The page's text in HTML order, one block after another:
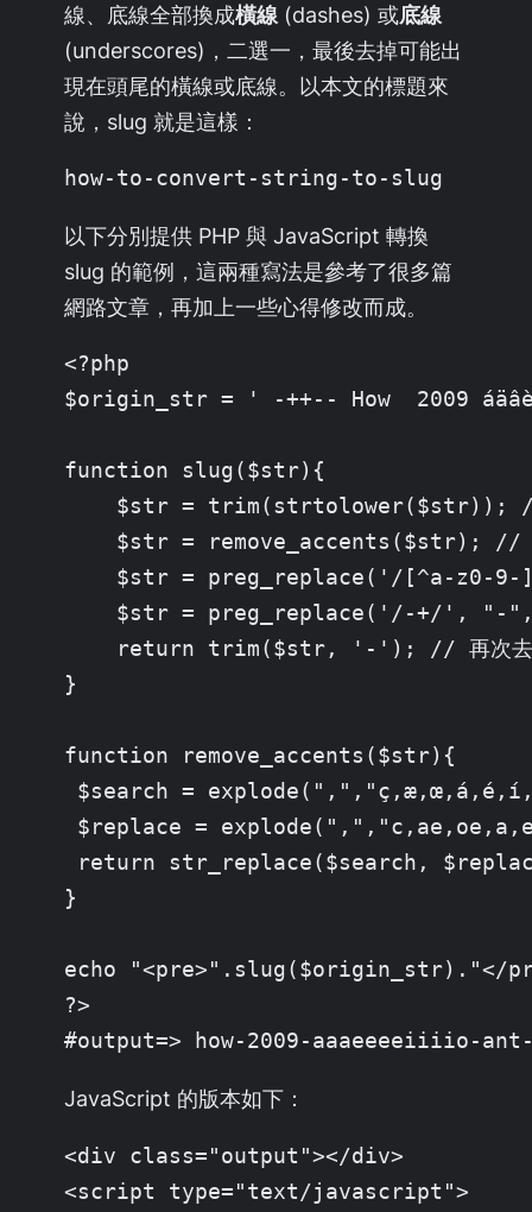
線、底線全部換成橫線 (dashes) 或底線
(underscores)，二選一，最後去掉可能出
現在頭尾的橫線或底線。以本文的標題來
說，slug 就是這樣：
how-to-convert-string-to-slug
以下分別提供 PHP 與 JavaScript 轉換
slug 的範例，這兩種寫法是參考了很多篇
網路文章，再加上一些心得修改而成。
<?php
$origin_str = ' -++-- How  2009
function slug($str){
$str = trim(strtolower($str)); //
$str = remove_accents($str); //
$str = preg_replace('/[^a-z0-9-
$str = preg_replace('/-+/', "-",
return trim($str, '-'); // 再次去
}
function remove_accents($str){
$search =
$replace =
return str_replace($search,
}
echo "<pre>".slug($origin_str)."</
?>
#output=> how-2009-aaaeeeeiiiio-
JavaScript 的版本如下：
<div class="output"></div>
<script type="text/javascript">